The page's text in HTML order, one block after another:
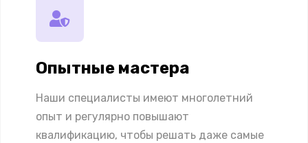
Опытные мастера
Наши специалисты имеют многолетний
опыт и регулярно повышают
квалификацию, чтобы решать даже самые